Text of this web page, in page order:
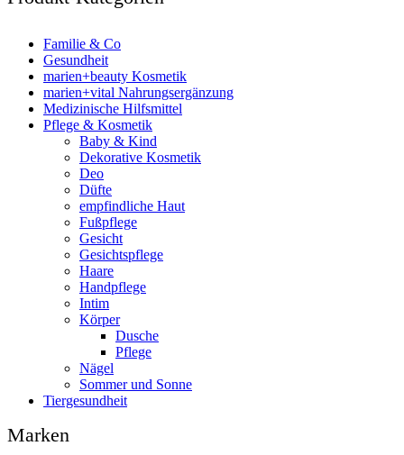
Familie & Co
Gesundheit
marien+beauty Kosmetik
marien+vital Nahrungsergänzung
Medizinische Hilfsmittel
Pflege & Kosmetik
Baby & Kind
Dekorative Kosmetik
Deo
Düfte
empfindliche Haut
Fußpflege
Gesicht
Gesichtspflege
Haare
Handpflege
Intim
Körper
Dusche
Pflege
Nägel
Sommer und Sonne
Tiergesundheit
Marken